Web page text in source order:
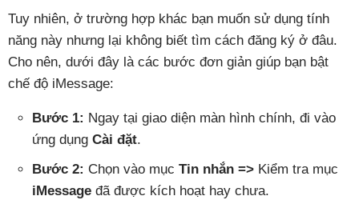
Tuy nhiên, ở trường hợp khác bạn muốn sử dụng tính
năng này nhưng lại không biết tìm cách đăng ký ở đâu.
Cho nên, dưới đây là các bước đơn giản giúp bạn bật
chế độ iMessage:
Bước 1: Ngay tại giao diện màn hình chính, đi vào
ứng dụng Cài đặt.
Bước 2: Chọn vào mục Tin nhắn => Kiểm tra mục
iMessage đã được kích hoạt hay chưa.